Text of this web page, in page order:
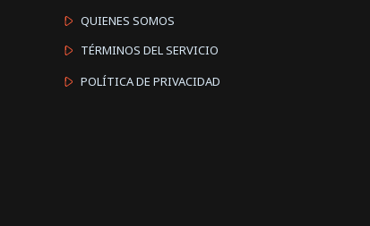
QUIENES SOMOS
TÉRMINOS DEL SERVICIO
POLÍTICA DE PRIVACIDAD